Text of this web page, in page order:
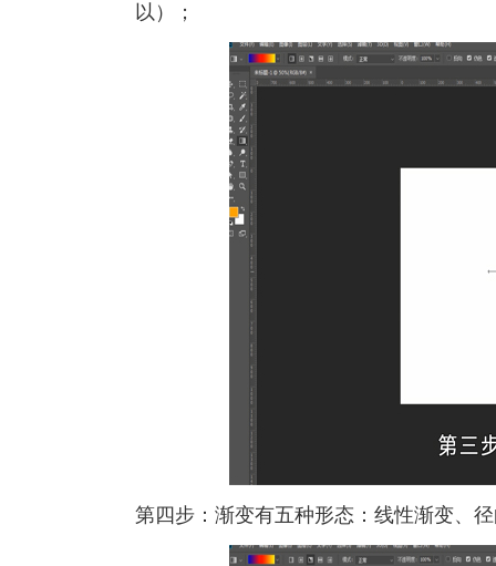
以）；
第四步：渐变有五种形态：线性渐变、